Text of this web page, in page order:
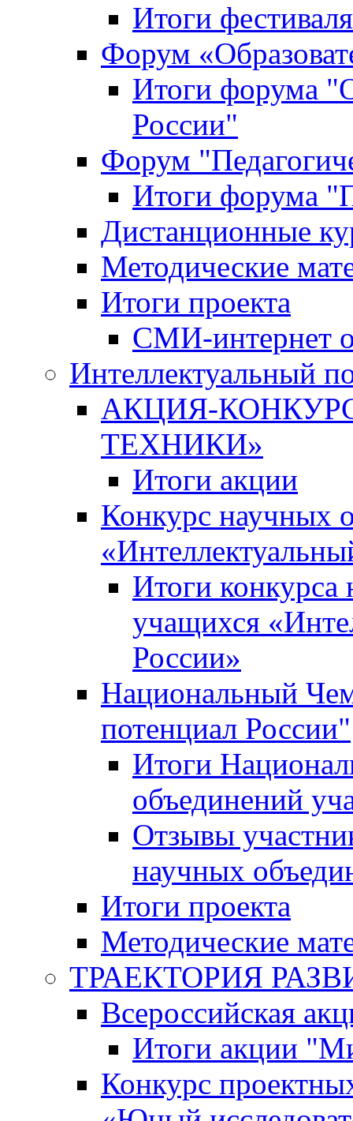
Итоги
Форум
Итоги форума
России"
Форум
Итоги форума
Дистанционные
Методические
Итоги проекта
СМИ-интернет
Интеллектуальный
АКЦИЯ-
ТЕХНИКИ»
Итоги акции
Конкурс научных
Итоги
учащихся
России»
Национальный
потенциал России"
Итоги
объединений
Отзывы
научных
Итоги проекта
Методические
ТРАЕКТОРИЯ
Всероссийская
Итоги акции
Конкурс